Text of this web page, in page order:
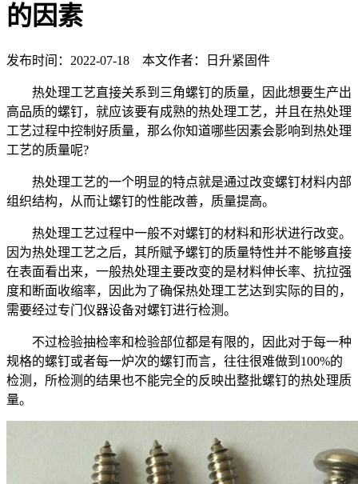
的因素
发布时间：2022-07-18 本文作者：日升紧固件
热处理工艺直接关系到三角螺钉的质量，因此想要生产出
高品质的螺钉，就应该要有成熟的热处理工艺，并且在热处理
工艺过程中控制好质量，那么你知道哪些因素会影响到热处理
工艺的质量呢?
热处理工艺的一个明显的特点就是通过改变螺钉材料内部
组织结构，从而让螺钉的性能改善，质量提高。
热处理工艺过程中一般不对螺钉的材料和形状进行改变。
因为热处理工艺之后，其所赋予螺钉的质量特性并不能够直接
在表面看出来，一般热处理主要改变的是材料伸长率、抗拉强
度和断面收缩率，因此为了确保热处理工艺达到实际的目的，
需要经过专门仪器设备对螺钉进行检测。
不过检验抽检率和检验部位都是有限的，因此对于每一种
规格的螺钉或者每一炉次的螺钉而言，往往很难做到100%的
检测，所检测的结果也不能完全的反映出整批螺钉的热处理质
量。